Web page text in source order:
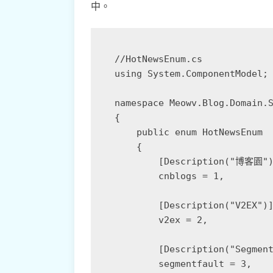
中。
//HotNewsEnum.cs
using System.ComponentModel;
namespace
{
    public enum HotNewsEnum
    {
[Description("博客園
        cnblogs = 1,
        [Description("V2EX")]
        v2ex = 2,
        segmentfault = 3,